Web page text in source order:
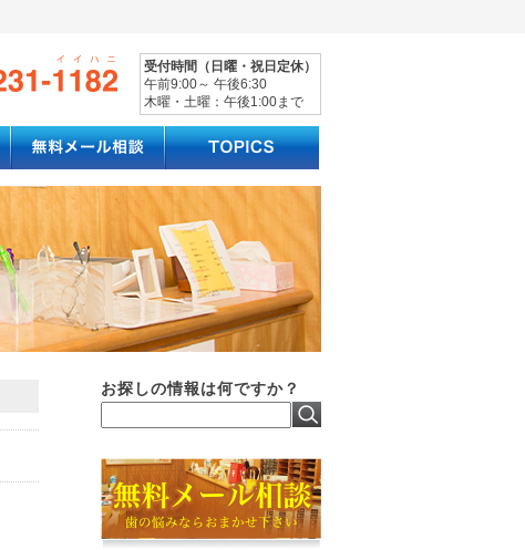
受付時間（日曜・祝日定休）
午前9:00～ 午後6:30
木曜・土曜：午後1:00まで
お探しの情報は何ですか？